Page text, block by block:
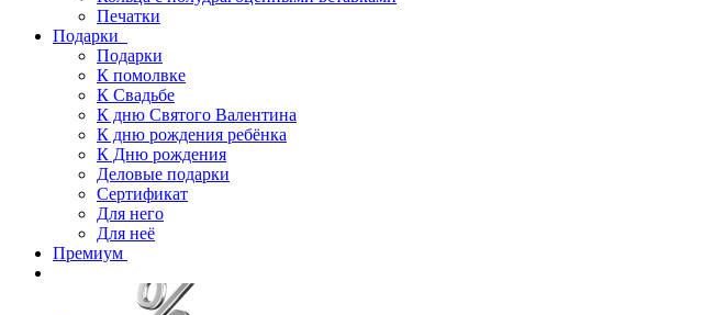
Печатки
Подарки
Подарки
К помолвке
К Свадьбе
К дню Святого Валентина
К дню рождения ребёнка
К Дню рождения
Деловые подарки
Сертификат
Для него
Для неё
Премиум